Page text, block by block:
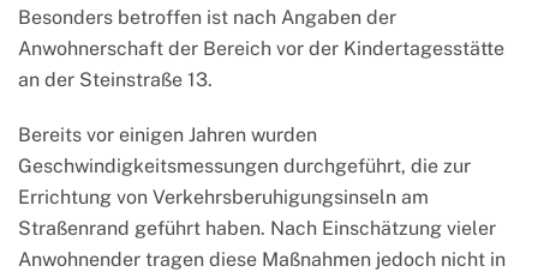
Besonders betroffen ist nach Angaben der
Anwohnerschaft der Bereich vor der Kindertagesstätte
an der Steinstraße 13.
Bereits vor einigen Jahren wurden
Geschwindigkeitsmessungen durchgeführt, die zur
Errichtung von Verkehrsberuhigungsinseln am
Straßenrand geführt haben. Nach Einschätzung vieler
Anwohnender tragen diese Maßnahmen jedoch nicht in